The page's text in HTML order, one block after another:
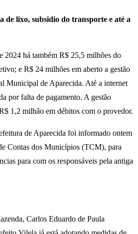
de lixo, subsidio do transporte e até a
2024 há também R$ 25,5 milhões do
e R$ 24 milhões em aberto a gestão
Municipal de Aparecida. Até a internet
por falta de pagamento. A gestão
1,2 milhão em débitos com o provedor.
de Aparecida foi informado ontem
Contas dos Municípios (TCM), para
para com os responsáveis pela antiga
Carlos Eduardo de Paula